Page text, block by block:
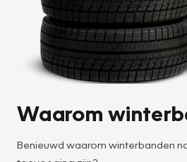
Waarom
Benieuwd waarom winterbanden